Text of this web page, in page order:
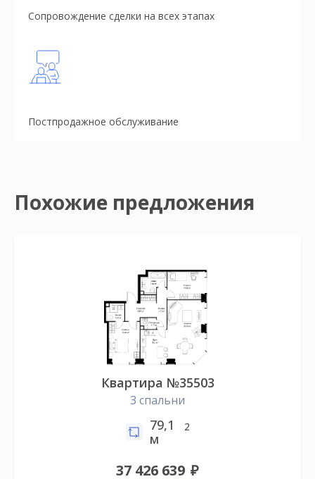
Сопровождение сделки на всех этапах
Постпродажное обслуживание
Похожие предложения
Квартира №35503
3 спальни
79,1
м
2
37 426 639